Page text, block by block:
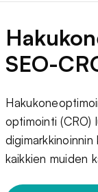
SEO-
optimointi (CRO)
kaikkien muiden